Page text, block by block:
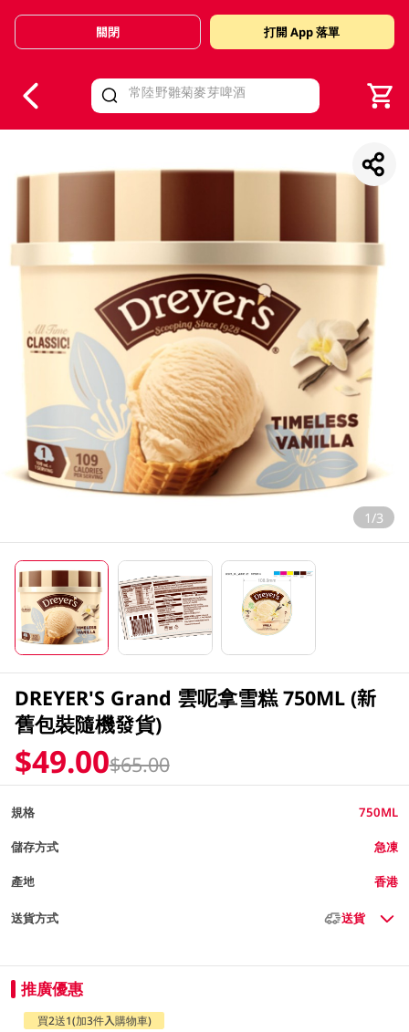
Valid Until 30 June 2026
關閉 打開 App 落單
1/3
DREYER'S Grand 雲呢拿雪糕 750ML (新
舊包裝隨機發貨)
$49.00$65.00
規格 750ML
儲存方式 急凍
產地 香港
送貨方式 送貨
推廣優惠
買2送1(加3件入購物車)